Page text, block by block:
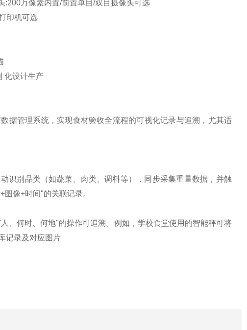
:200万像素内置/前置单目 /双目摄像头可选
印机可选
化设计生产
据管理系统，实现食材验收全流程的可视化记录与追溯，尤其适
识别品类（如蔬菜、肉类、调料等），同步采集重量数据，并触
像+时间"的关联记录。
、何时、何地"的操作可追溯。例如，学校食堂使用的智能秤可将
记录及对应图片